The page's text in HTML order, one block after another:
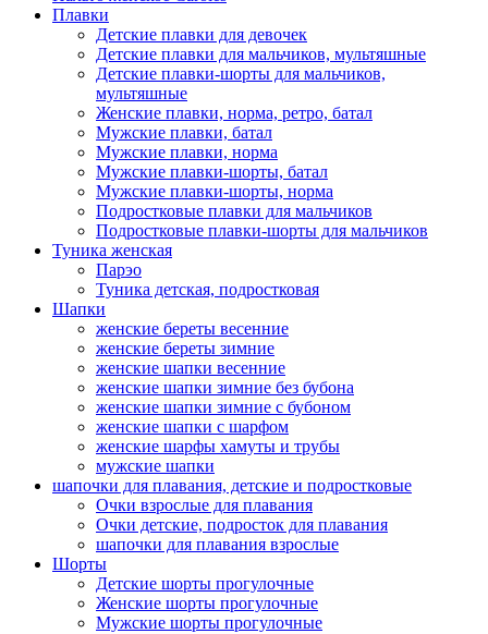
Плавки
Детские плавки для девочек
Детские плавки для мальчиков, мультяшные
Детские плавки-шорты для мальчиков,
мультяшные
Женские плавки, норма, ретро, батал
Мужские плавки, батал
Мужские плавки, норма
Мужские плавки-шорты, батал
Мужские плавки-шорты, норма
Подростковые плавки для мальчиков
Подростковые плавки-шорты для мальчиков
Туникa женская
Парэо
Туника детская, подростковая
Шапки
женские береты весенние
женские береты зимние
женские шапки весенние
женские шапки зимние без бубона
женские шапки зимние с бубоном
женские шапки с шарфом
женские шарфы хамуты и трубы
мужские шапки
шапочки для плавания, детские и подростковые
Очки взрослые для плавания
Очки детские, подросток для плавания
шапочки для плавания взрослые
Шорты
Детские шорты прогулочные
Женские шорты прогулочные
Мужские шорты прогулочные